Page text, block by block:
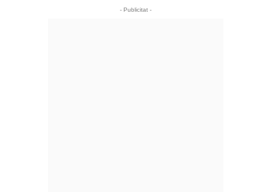
- Publicitat -